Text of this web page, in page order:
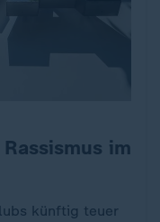
im
künftig teuer